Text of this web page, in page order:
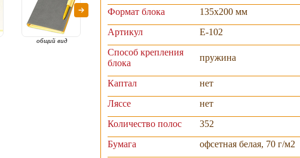
общий вид
вид
петли для ручки и
внутренней
стороной обложки
пружины и
Формат блока
135х200 мм
Артикул
E-102
Способ крепления
блока
пружина
Каптал
нет
Ляссе
нет
Количество полос
352
Бумага
офсетная белая, 70 г/м2